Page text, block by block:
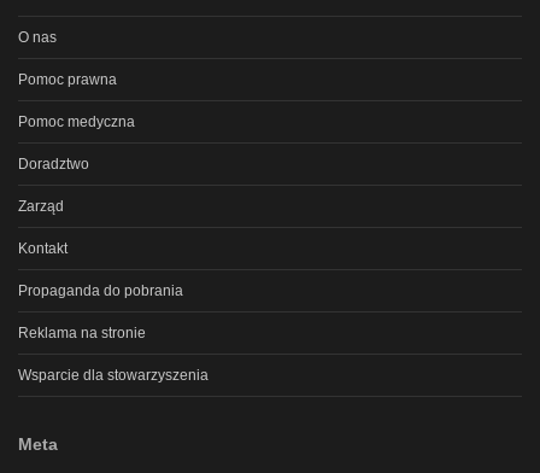
O nas
Pomoc prawna
Pomoc medyczna
Doradztwo
Zarząd
Kontakt
Propaganda do pobrania
Reklama na stronie
Wsparcie dla stowarzyszenia
Meta